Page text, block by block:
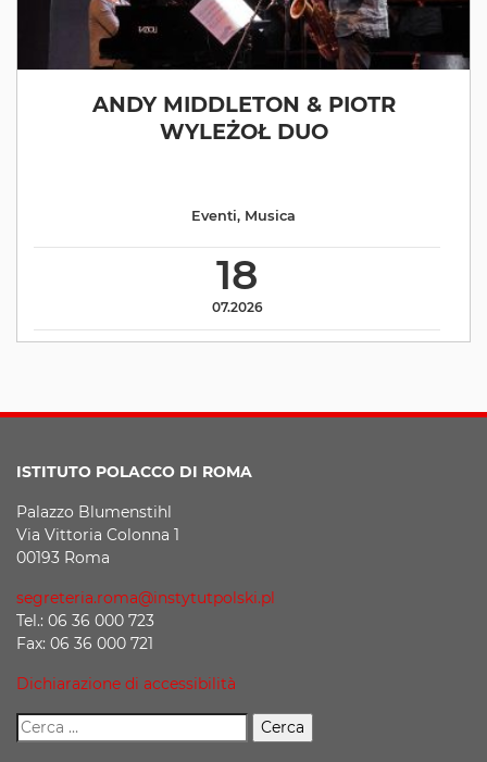
ANDY MIDDLETON & PIOTR
WYLEŻOŁ DUO
18
07.2026
Eventi, Musica
ISTITUTO POLACCO DI ROMA
Palazzo Blumenstihl
Via Vittoria Colonna 1
00193 Roma
segreteria.roma@instytutpolski.pl
Tel.: 06 36 000 723
Fax: 06 36 000 721
Dichiarazione di accessibilità